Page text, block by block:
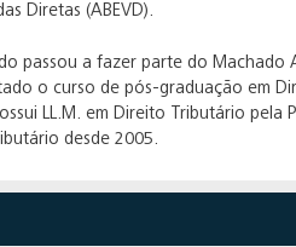
Diretas (ABEVD).
passou a fazer parte do Machado
o curso de pós-graduação em
LL.M. em Direito Tributário
desde 2005.